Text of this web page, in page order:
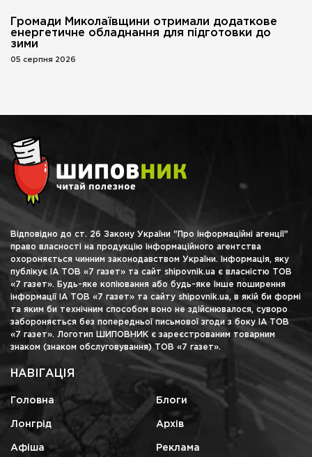
Громади Миколаївщини отримали додаткове
енергетичне обладнання для підготовки до
зими
05 серпня 2026
Відповідно до ст. 26 Закону України "Про інформаційні агенції"
право власності на продукцію інформаційного агентства
охороняється чинним законодавством України. Інформація, яку
публікує ІА ТОВ «7 газет» та сайт shipovnik.ua є власністю ТОВ
«7 газет». Будь-яке копіювання або будь-яке інше поширення
інформації ІА ТОВ «7 газет» та сайту shipovnik.ua, в якій би формі
та яким би технічним способом воно не здійснювалося, суворо
забороняється без попередньої письмової згоди з боку ІА ТОВ
«7 газет». Логотип ШИПОВНИК є зареєстрованим товарним
знаком (знаком обслуговування) ТОВ «7 газет».
НАВІГАЦІЯ
Головна Блоги
Лонгрід Архів
Афіша Реклама